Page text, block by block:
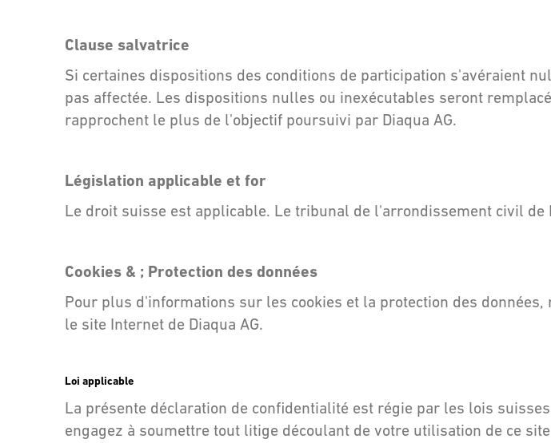
Clause salvatrice
Si certaines dispositions des conditions de participation s'avéraient
pas affectée. Les dispositions nulles ou inexécutables seront
rapprochent le plus de l'objectif poursuivi par Diaqua AG.
Législation applicable et for
Le droit suisse est applicable. Le tribunal de l'arrondissement civil de
Cookies & ; Protection des données
Pour plus d'informations sur les cookies et la protection des
le site Internet de Diaqua AG.
Loi applicable
La présente déclaration de confidentialité est régie par les lois
engagez à soumettre tout litige découlant de votre utilisation de ce